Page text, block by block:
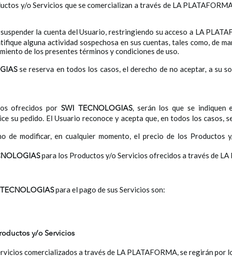
y/o Servicios que se comercializan a través de LA
la cuenta del Usuario, restringiendo su acceso a LA
alguna actividad sospechosa en sus cuentas, tales como, de
de los presentes términos y condiciones de uso.
se reserva en todos los casos, el derecho de no aceptar, a su
ofrecidos por SWI TECNOLOGIAS, serán los que se indiquen
su pedido. El Usuario reconoce y acepta que, en todos los casos,
de modificar, en cualquier momento, el precio de los Productos
para los Productos y/o Servicios ofrecidos a través de LA
para el pago de sus Servicios son:
y/o Servicios
comercializados a través de LA PLATAFORMA, se regirán por